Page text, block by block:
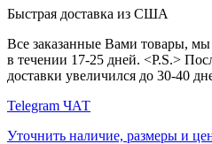
Быстрая доставка из США
Все заказанные Вами товары,
в течении 17-25 дней. <P.S.>
доставки увеличился до 30-40
Telegram ЧАТ
Уточнить наличие, размеры и